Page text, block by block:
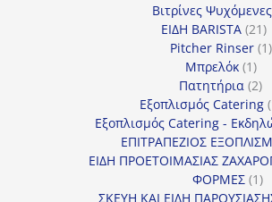
Βιτρίνες Ψυχόμενες
ΕΙΔΗ BARISTA 2121
Pitcher Rinser 11
Μπρελόκ 11
Πατητήρια 22
Εξοπλισμός Catering
Εξοπλισμός Catering -
ΕΠΙΤΡΑΠΕΖΙΟΣ
ΕΙΔΗ ΠΡΟΕΤΟΙΜΑΣΙΑΣ
ΦΟΡΜΕΣ 11
ΣΚΕΥΗ ΚΑΙ ΕΙΔΗ